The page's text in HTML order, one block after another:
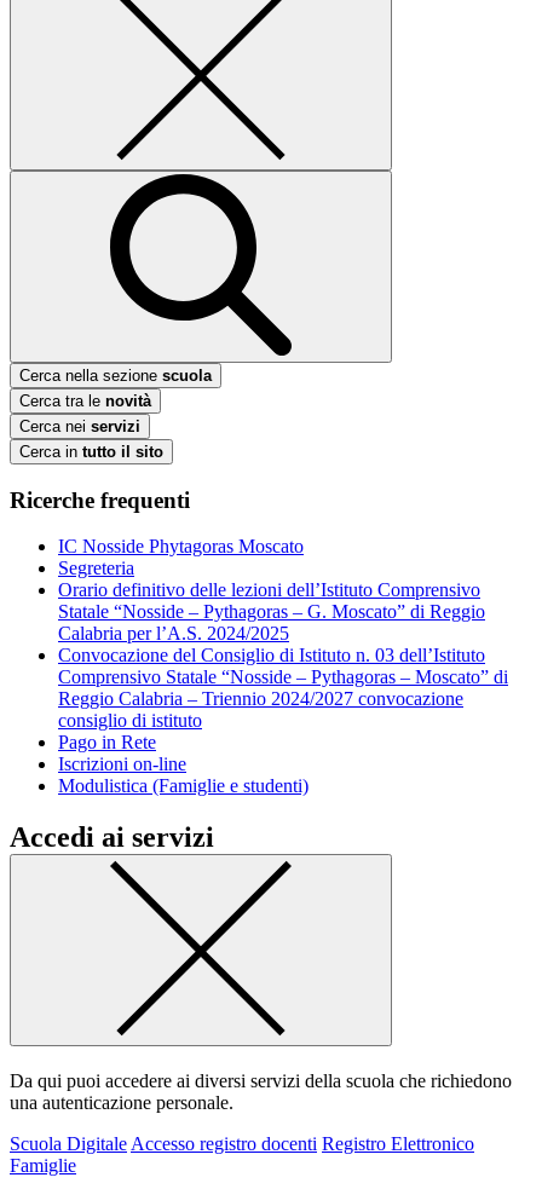
Cerca nella sezione scuola
Cerca tra le novità
Cerca nei servizi
Cerca in tutto il sito
Ricerche frequenti
IC Nosside Phytagoras Moscato
Segreteria
Orario definitivo delle lezioni dell’Istituto Comprensivo
Statale “Nosside – Pythagoras – G. Moscato” di Reggio
Calabria per l’A.S. 2024/2025
Convocazione del Consiglio di Istituto n. 03 dell’Istituto
Comprensivo Statale “Nosside – Pythagoras – Moscato” di
Reggio Calabria – Triennio 2024/2027 convocazione
consiglio di istituto
Pago in Rete
Iscrizioni on-line
Modulistica (Famiglie e studenti)
Accedi ai servizi
Da qui puoi accedere ai diversi servizi della scuola che richiedono
una autenticazione personale.
Scuola Digitale Accesso registro docenti Registro Elettronico
Famiglie